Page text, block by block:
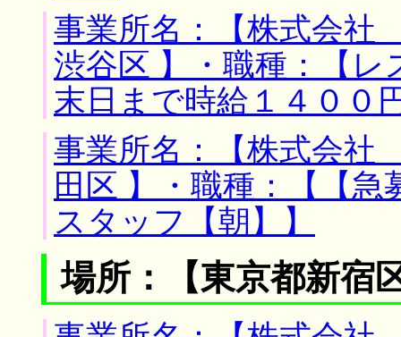
事業所名：【株式会社
渋谷区 】・職種：【
末日まで時給１４００
事業所名：【株式会
田区 】・職種：【【
スタッフ【朝】】
場所：【東京都新宿